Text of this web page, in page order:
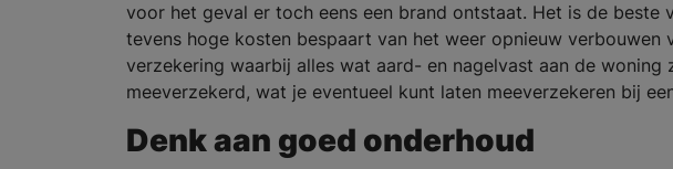
voor het geval er toch eens een brand ontstaat. Het is de
tevens hoge kosten bespaart van het weer opnieuw verbouwen
verzekering waarbij alles wat aard- en nagelvast aan de
meeverzekerd, wat je eventueel kunt laten meeverzekeren bij
Denk aan goed onderhoud